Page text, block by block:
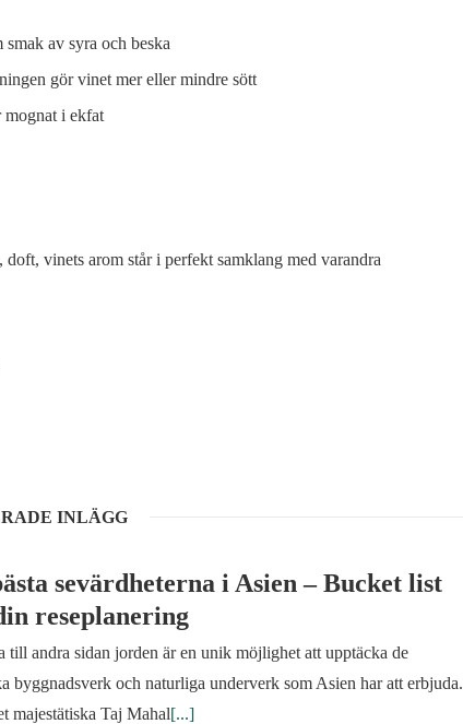
av syra och beska
gör vinet mer eller mindre sött
mognat i ekfat
vinets arom står i perfekt samklang med varandra
INLÄGG
sevärdheterna i Asien – Bucket list
reseplanering
till andra sidan jorden är en unik möjlighet att upptäcka de
byggnadsverk och naturliga underverk som Asien har att erbjuda.
majestätiska Taj Mahal[...]